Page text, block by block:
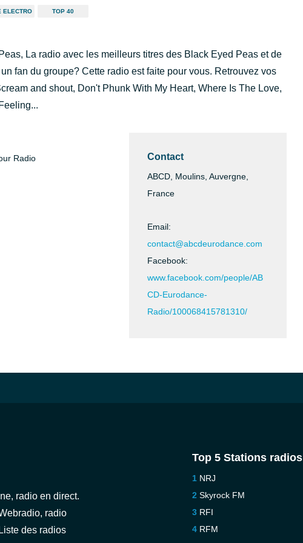
ELECTRO TOP 40
La radio avec les meilleurs titres des Black Eyed Peas et de
fan du groupe? Cette radio est faite pour vous. Retrouvez vos
and shout, Don't Phunk With My Heart, Where Is The Love,
Radio Contact
ABCD, Moulins, Auvergne,
France
Email:
contact@abcdeurodance.com
Facebook:
www.facebook.com/people/AB
CD-Eurodance-
Radio/100068415781310/
radio en direct.
radio
des radios
Top 5 Stations radios
NRJ
Skyrock FM
RFI
RFM